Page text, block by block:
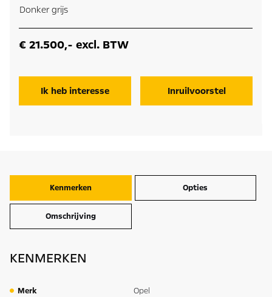
Donker grijs
€ 21.500,- excl. BTW
Ik heb interesse Inruilvoorstel
Kenmerken Opties
Omschrijving
KENMERKEN
Merk
Opel